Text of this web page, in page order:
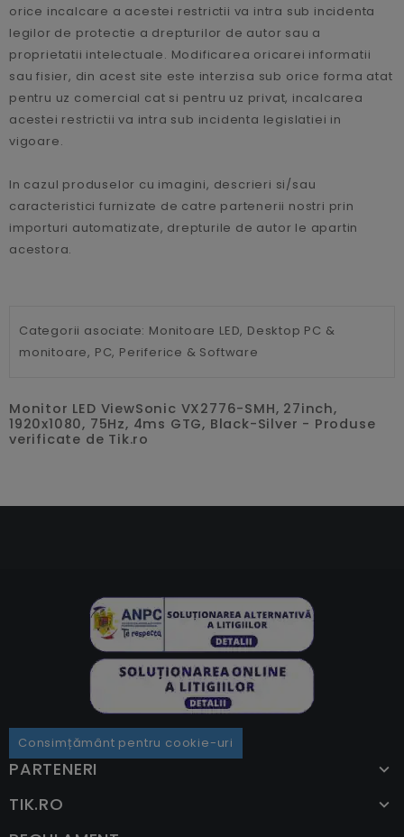
orice incalcare a acestei restrictii va intra sub incidenta
legilor de protectie a drepturilor de autor sau a
proprietatii intelectuale. Modificarea oricarei informatii
sau fisier, din acest site este interzisa sub orice forma atat
pentru uz comercial cat si pentru uz privat, incalcarea
acestei restrictii va intra sub incidenta legislatiei in
vigoare.
In cazul produselor cu imagini, descrieri si/sau
caracteristici furnizate de catre partenerii nostri prin
importuri automatizate, drepturile de autor le apartin
acestora.
Categorii asociate: Monitoare LED, Desktop PC &
monitoare, PC, Periferice & Software
Monitor LED ViewSonic VX2776-SMH, 27inch,
1920x1080, 75Hz, 4ms GTG, Black-Silver - Produse
verificate de Tik.ro
Consimțământ pentru cookie-uri
PARTENERI
TIK.RO